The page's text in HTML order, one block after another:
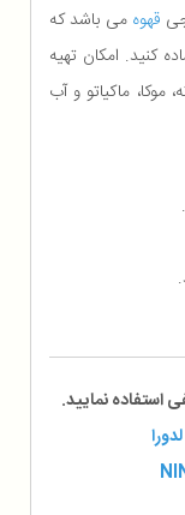
قهوه می باشد که
کنید. امکان تهیه
موکا، ماکیاتو و آب
استفاده نمایید.